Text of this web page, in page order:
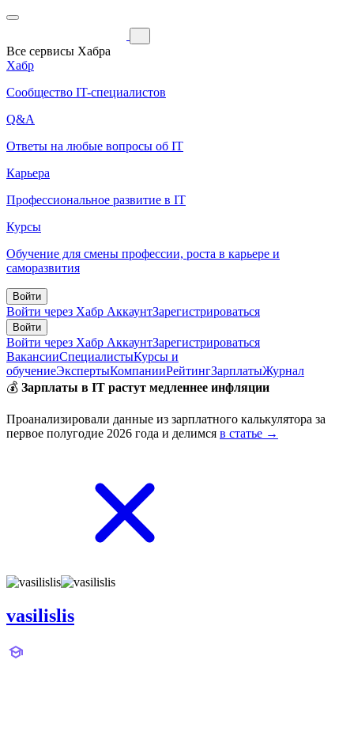
Все сервисы Хабра
Хабр
Сообщество IT-специалистов
Q&A
Ответы на любые вопросы об IT
Карьера
Профессиональное развитие в IT
Курсы
Обучение для смены профессии, роста в карьере и
саморазвития
Войти
Войти через Хабр АккаунтЗарегистрироваться
Войти
Войти через Хабр АккаунтЗарегистрироваться
ВакансииСпециалистыКурсы и
обучениеЭкспертыКомпанииРейтингЗарплатыЖурнал
💰 Зарплаты в IT растут медленнее инфляции
Проанализировали данные из зарплатного калькулятора за
первое полугодие 2026 года и делимся в статье →
vasilislis